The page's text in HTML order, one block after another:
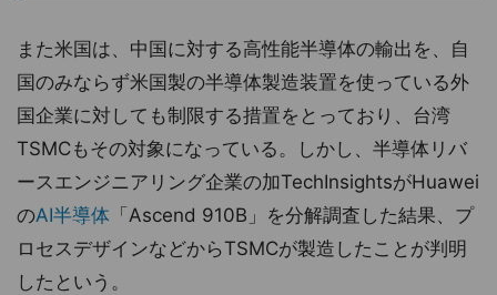
また米国は、中国に対する高性能半導体の輸出を、自
国のみならず米国製の半導体製造装置を使っている外
国企業に対しても制限する措置をとっており、台湾
TSMCもその対象になっている。しかし、半導体リバ
ースエンジニアリング企業の加TechInsightsがHuawei
のAI半導体 「Ascend 910B」を分解調査した結果、プ
ロセスデザインなどからTSMCが製造したことが判明
したという。